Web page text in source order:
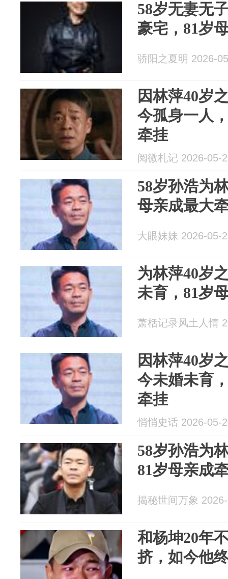
58岁无妻无
豪宅，81岁
骄阳之夏明 2026-
因林萍40岁
今孤身一人
牵挂
阅微札记 2026-05-
58岁孙浩为
母亲成最大
大眼妹妹 2026-05-
为林萍40岁
未育，81岁
萧栝记录风土人情
因林萍40岁
今未婚未育
牵挂
悄悄史话 2026-05-
58岁孙浩为
81岁母亲成
揭秘世间万象
和杨坤20年
挤，如今他